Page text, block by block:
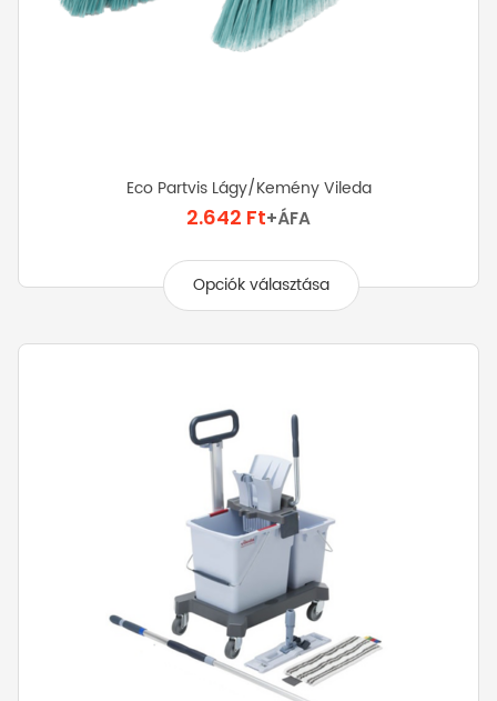
Eco Partvis Lágy/kemény Vileda
2.642 Ft+ÁFA
Opciók választása
terméknek
variációja
változatok
termékoldalon
választhatók
ki